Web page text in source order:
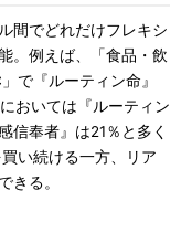
間でどれだけフレキシ
。例えば、「食品・飲
で『ルーティン命』
おいては『ルーティン
信奉者』は21％と多く
い続ける一方、リア
きる。